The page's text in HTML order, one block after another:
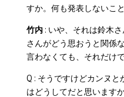
すか。何も発表しないこ
竹内: いや、それは鈴木
さんがどう思おうと関係
言わなくても、それだけ
Q : そうですけどカンヌ
はどうしてだと思いますか